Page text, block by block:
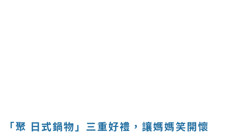
「聚 日式鍋物」三重好禮，讓媽媽笑開懷